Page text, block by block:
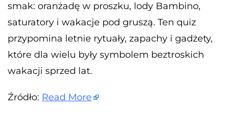
smak: oranżadę w proszku, lody Bambino,
saturatory i wakacje pod gruszą. Ten quiz
przypomina letnie rytuały, zapachy i gadżety,
które dla wielu były symbolem beztroskich
wakacji sprzed lat.
Źródło: Read More